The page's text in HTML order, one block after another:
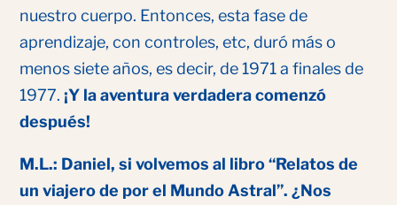
nuestro cuerpo. Entonces, esta fase de
aprendizaje, con controles, etc, duró más o
menos siete años, es decir, de 1971 a finales de
1977. ¡Y la aventura verdadera comenzó
después!
M.L.: Daniel, si volvemos al libro “Relatos de
un viajero de por el Mundo Astral”. ¿Nos